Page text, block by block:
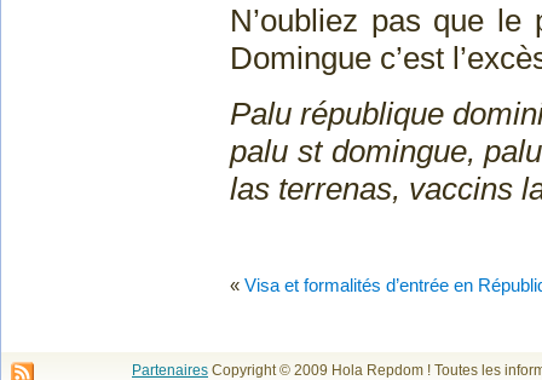
N’oubliez pas que
Domingue c’est
Palu république
palu st domingue,
las terrenas, vaccins
« Visa et formalités d’entrée en
Partenaires Copyright © 2009 Hola Repdom ! Toutes les